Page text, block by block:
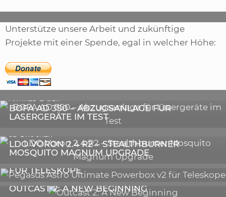
Unterstütze unsere Arbeit und zukünftige
Projekte mit einer Spende, egal in welcher Höhe:
BOFA AD 350 – ABZUGSANLAGE FÜR
LASERGERÄTE IM TEST
DIE BEDEUTENDSTEN SCHRITTE ZUR
ERFOLGREICHEN MARKENBILDUNG IN DER
DIGITALEN ÄRA
LDO VORON 2.4 R2 – STEALTHBURNER
MOSQUITO MAGNUM UPGRADE
PEGASUS ASTRO ULTIMATE POWERBOX V2
FÜR TELESKOPE
ASTRONOMIE
OUTCAST 2: A NEW BEGINNING
GALERIE
VIDEOS